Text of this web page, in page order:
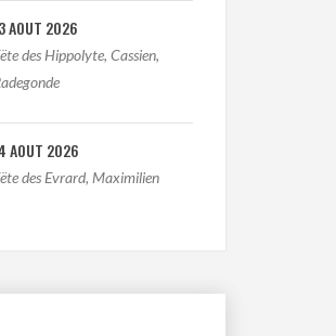
AOUT 2026
des Hippolyte, Cassien,
AOUT 2026
des Evrard, Maximilien